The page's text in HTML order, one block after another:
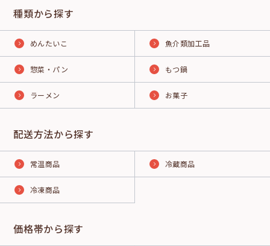
種類から探す
めんたいこ 魚介類加工品
惣菜・パン もつ鍋
ラーメン お菓子
配送方法から探す
常温商品 冷蔵商品
冷凍商品
価格帯から探す